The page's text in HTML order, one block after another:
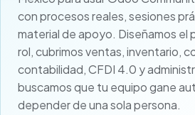
con procesos reales, sesiones
material de apoyo. Diseñamos el
rol, cubrimos ventas, inventario,
contabilidad, CFDI 4.0 y
buscamos que tu equipo gane
depender de una sola persona.